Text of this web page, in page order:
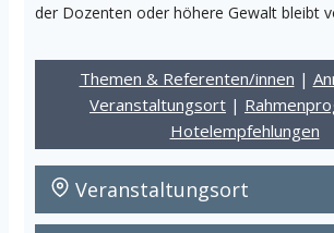
der Dozenten oder höhere Gewalt bleibt
Themen & Referenten/innen |
Veranstaltungsort |
Hotelempfehlungen
Veranstaltungsort